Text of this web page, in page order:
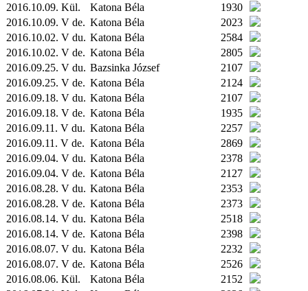
2016.10.09. Kül. Katona Béla
1930
2016.10.09. V de. Katona Béla
2023
2016.10.02. V du. Katona Béla
2584
2016.10.02. V de. Katona Béla
2805
2016.09.25. V du. Bazsinka József
2107
2016.09.25. V de. Katona Béla
2124
2016.09.18. V du. Katona Béla
2107
2016.09.18. V de. Katona Béla
1935
2016.09.11. V du. Katona Béla
2257
2016.09.11. V de. Katona Béla
2869
2016.09.04. V du. Katona Béla
2378
2016.09.04. V de. Katona Béla
2127
2016.08.28. V du. Katona Béla
2353
2016.08.28. V de. Katona Béla
2373
2016.08.14. V du. Katona Béla
2518
2016.08.14. V de. Katona Béla
2398
2016.08.07. V du. Katona Béla
2232
2016.08.07. V de. Katona Béla
2526
2016.08.06. Kül. Katona Béla
2152